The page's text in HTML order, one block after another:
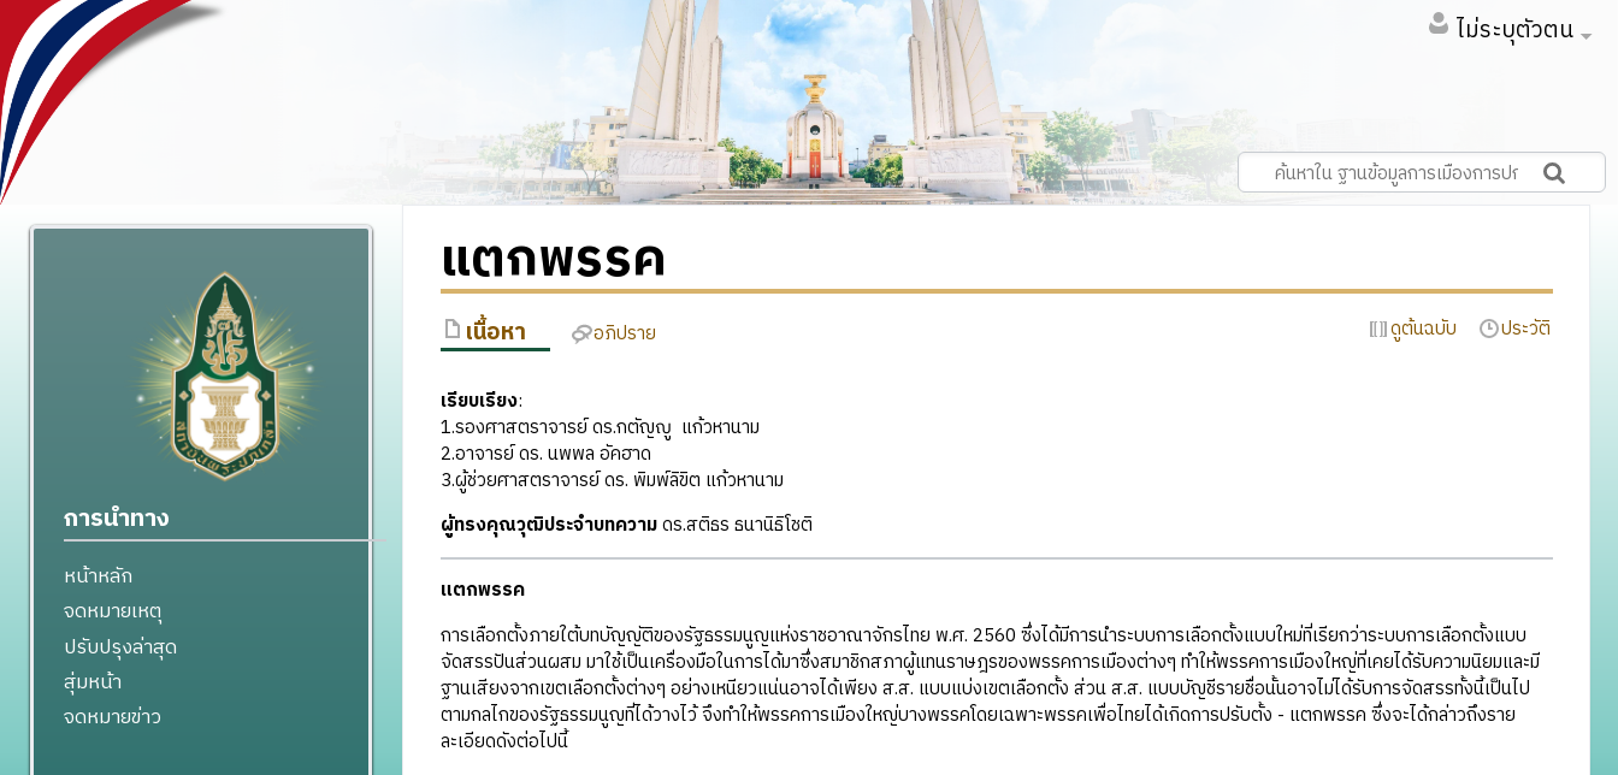
ไม่ระบุตัวตน
แตกพรรค
เนื้อหา อภิปราย ดูต้นฉบับ ประวัติ
เรียบเรียง:
1.รองศาสตราจารย์ ดร.กตัญญู แก้วหานาม
2.อาจารย์ ดร. นพพล อัคฮาด
3.ผู้ช่วยศาสตราจารย์ ดร. พิมพ์ลิขิต แก้วหานาม
ผู้ทรงคุณวุฒิประจำบทความดร.สติธร ธนานิธิโชติ
แตกพรรค
การเลือกตั้งภายใต้บทบัญญัติของรัฐธรรมนูญแห่งราชอาณาจักรไทย พ.ศ. 2560 ซึ่งได้มีการนำระบบการเลือกตั้งแบบใหม่ที่เรียกว่าระบบการเลือกตั้งแบบ
จัดสรรปันส่วนผสม มาใช้เป็นเครื่องมือในการได้มาซึ่งสมาชิกสภาผู้แทนราษฎรของพรรคการเมืองต่างๆ ทำให้พรรคการเมืองใหญ่ที่เคยได้รับความนิยมและมี
ฐานเสียงจากเขตเลือกตั้งต่างๆ อย่างเหนียวแน่นอาจได้เพียง ส.ส. แบบแบ่งเขตเลือกตั้ง ส่วน ส.ส. แบบบัญชีรายชื่อนั้นอาจไม่ได้รับการจัดสรรทั้งนี้เป็นไป
ตามกลไกของรัฐธรรมนูญที่ได้วางไว้ จึงทำให้พรรคการเมืองใหญ่บางพรรคโดยเฉพาะพรรคเพื่อไทยได้เกิดการปรับตั้ง - แตกพรรค ซึ่งจะได้กล่าวถึงราย
ละเอียดดังต่อไปนี้
การนำทาง
หน้าหลัก
จดหมายเหตุ
ปรับปรุงล่าสุด
สุ่มหน้า
จดหมายข่าว